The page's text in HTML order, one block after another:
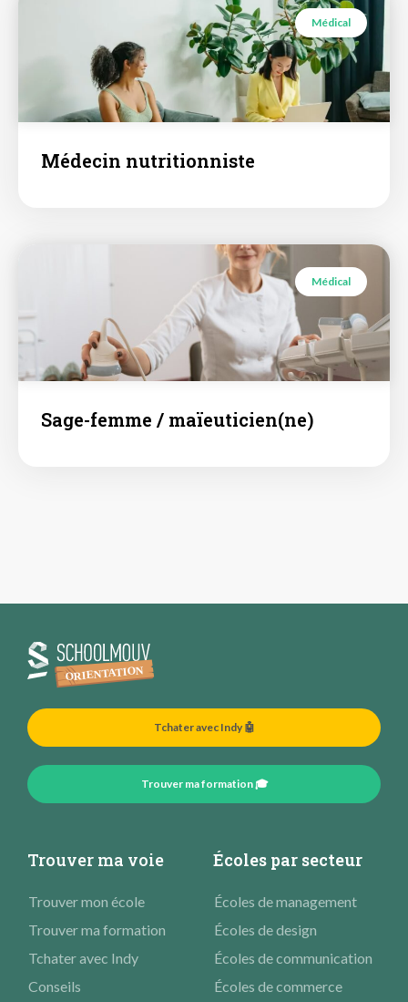
Médical
Médecin nutritionniste
Médical
Sage-femme / maïeuticien(ne)
Tchater avec Indy 🤖
Trouver ma formation 🎓
Trouver ma voie
Trouver mon école
Trouver ma formation
Tchater avec Indy
Conseils
Écoles par secteur
Écoles de management
Écoles de design
Écoles de communication
Écoles de commerce